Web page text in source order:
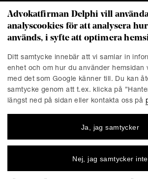
KONTAKT
Stockholm Malmö
Presskontakt Göteborg
Linköping
Advokatfirman Delphi är en progressiv
advokatbyrå med erkända specialister
varav ungefär 150 jurister. Våra kontor
Advokatfirman Delphi vill använda
analyscookies för att analysera
används, i syfte att optimera
Ditt samtycke innebär att vi samlar in
enhet och om hur du använder hemsidan
med det som Google känner till. Du kan
samtycke genom att t.ex. klicka på
längst ned på sidan eller kontakta oss på
Ja, jag samtycker
Nej, jag samtycker inte